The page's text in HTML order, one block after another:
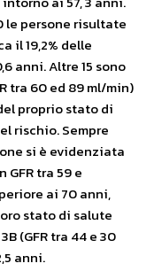
le persone risultate
il 19,2% delle
anni. Altre 15 sono
tra 60 ed 89 ml/min)
proprio stato di
rischio. Sempre
si è evidenziata
GFR tra 59 e
ai 70 anni,
stato di salute
(GFR tra 44 e 30
anni.